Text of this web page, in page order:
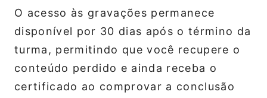
O acesso às gravações permanece
disponível por 30 dias após o término da
turma, permitindo que você recupere o
conteúdo perdido e ainda receba o
certificado ao comprovar a conclusão